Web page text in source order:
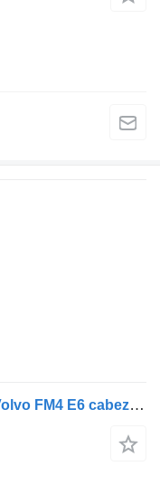
Volvo 410 E6 166343 motor para Volvo FM4 E6 cabeza tractora